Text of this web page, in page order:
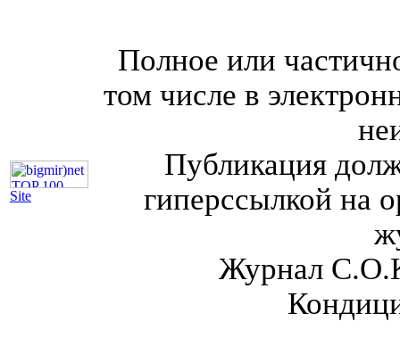
Site
Полное или
том числе в
Публикация
гиперссылкой на
Журнал